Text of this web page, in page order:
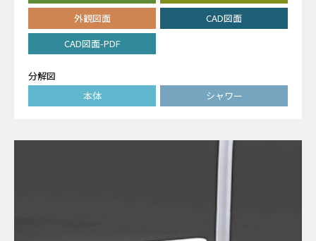
外観図面
CAD図面
CAD図面-PDF
分解図
本体
シャワー